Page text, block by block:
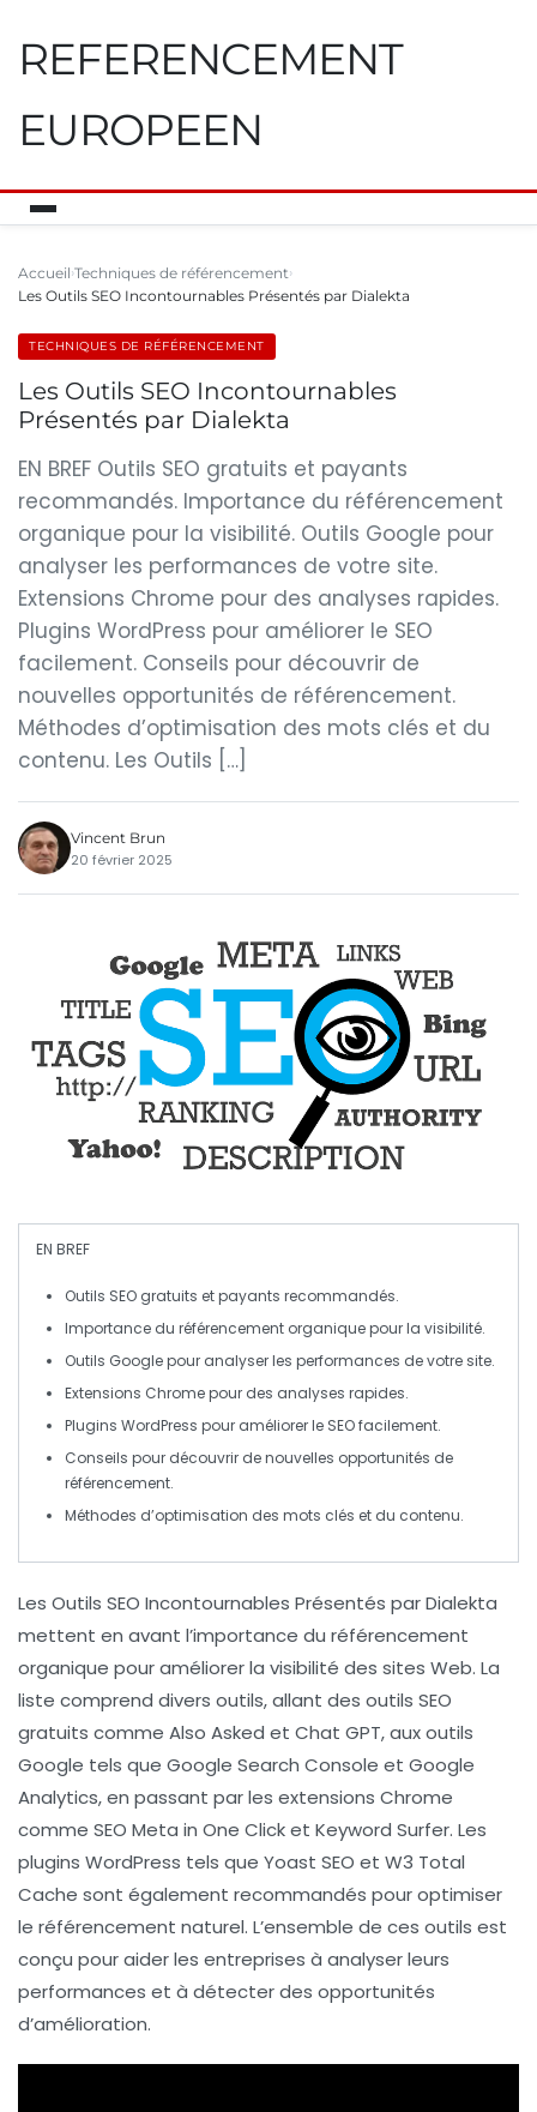
REFERENCEMENT
EUROPEEN
Accueil Techniques de référencement
Les Outils SEO Incontournables Présentés par Dialekta
TECHNIQUES DE RÉFÉRENCEMENT
Les Outils SEO Incontournables
Présentés par Dialekta
EN BREF Outils SEO gratuits et payants
recommandés. Importance du référencement
organique pour la visibilité. Outils Google pour
analyser les performances de votre site.
Extensions Chrome pour des analyses rapides.
Plugins WordPress pour améliorer le SEO
facilement. Conseils pour découvrir de
nouvelles opportunités de référencement.
Méthodes d’optimisation des mots clés et du
contenu. Les Outils […]
Vincent Brun
20 février 2025
EN BREF
Outils SEO gratuits et payants recommandés.
Importance du référencement organiquepour la visibilité.
Outils Google pour analyser les performances de votre site.
Extensions Chrome pour des analyses rapides.
Plugins WordPress pour améliorer le SEO facilement.
Conseils pour découvrir de nouvelles opportunités de
référencement.
Méthodes d’optimisation des mots clés et du contenu.
Les Outils SEO Incontournables Présentés par Dialekta
mettent en avant l’importance du référencement
organique pour améliorer la visibilité des sites Web. La
liste comprend divers outils, allant des outils SEO
gratuits comme Also Asked et Chat GPT, auxoutils
Google tels que Google Search Console et Google
Analytics, en passant par les extensions Chrome
comme SEO Meta in One Clicket Keyword Surfer. Les
plugins WordPress tels que Yoast SEO et W3 Total
Cache sont également recommandés pour optimiser
le référencement naturel. L’ensemble de ces outils est
conçu pour aider les entreprises à analyser leurs
performances et à détecter des opportunités
d’amélioration.